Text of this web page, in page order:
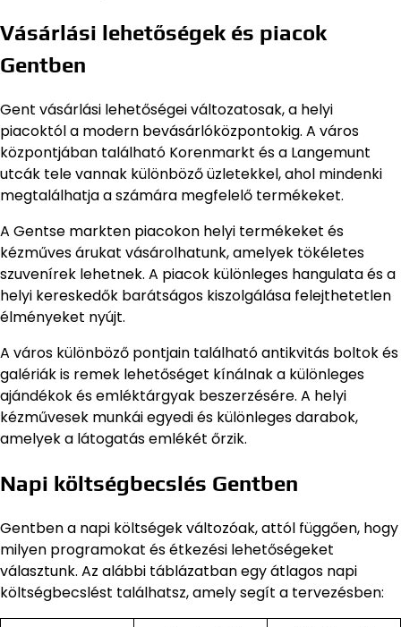
Vásárlási lehetőségek és piacok
Gentben
Gent vásárlási lehetőségei változatosak, a helyi
piacoktól a modern bevásárlóközpontokig. A város
központjában található Korenmarkt és a Langemunt
utcák tele vannak különböző üzletekkel, ahol mindenki
megtalálhatja a számára megfelelő termékeket.
A Gentse markten piacokon helyi termékeket és
kézműves árukat vásárolhatunk, amelyek tökéletes
szuvenírek lehetnek. A piacok különleges hangulata és a
helyi kereskedők barátságos kiszolgálása felejthetetlen
élményeket nyújt.
A város különböző pontjain található antikvitás boltok és
galériák is remek lehetőséget kínálnak a különleges
ajándékok és emléktárgyak beszerzésére. A helyi
kézművesek munkái egyedi és különleges darabok,
amelyek a látogatás emlékét őrzik.
Napi költségbecslés Gentben
Gentben a napi költségek változóak, attól függően, hogy
milyen programokat és étkezési lehetőségeket
választunk. Az alábbi táblázatban egy átlagos napi
költségbecslést találhatsz, amely segít a tervezésben: